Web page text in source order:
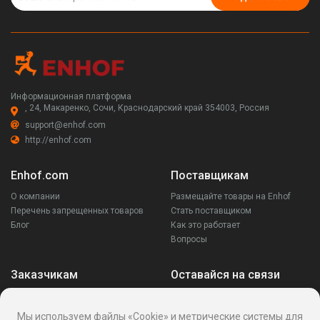
Информационная платформа
, 24, Макаренко, Сочи, Краснодарский край 354003, Россия
support@enhof.com
http://enhof.com
Enhof.com
О компании
Перечень запрещенных товаров
Блог
Поставщикам
Размещайте товары на Enhof
Стать поставщиком
Как это работает
Вопросы
Заказчикам Оставайся на связи
Мы используем файлы «Cookie» и метрические системы для